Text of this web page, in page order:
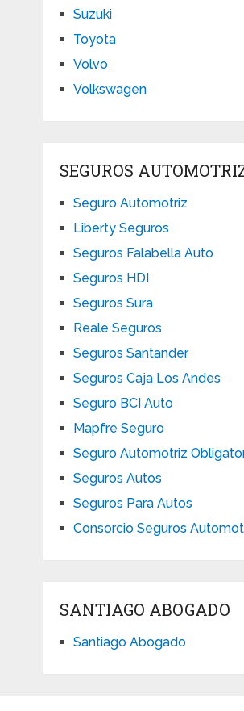
Suzuki
Toyota
Volvo
Volkswagen
SEGUROS
Seguro Automotriz
Liberty Seguros
Seguros Falabella Auto
Seguros HDI
Seguros Sura
Reale Seguros
Seguros Santander
Seguros Caja Los Andes
Seguro BCI Auto
Mapfre Seguro
Seguro Automotriz
Seguros Autos
Seguros Para Autos
Consorcio Seguros
SANTIAGO ABOGADO
Santiago Abogado